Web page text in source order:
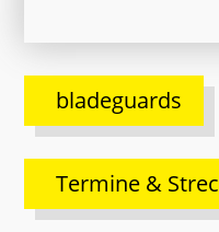
bladeguards
Termine &